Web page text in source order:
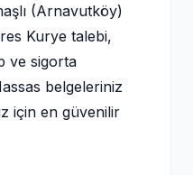
(Arnavutköy)
Kurye talebi,
ve sigorta
belgeleriniz
için en güvenilir